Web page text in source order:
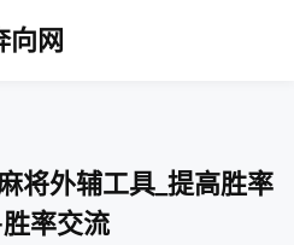
向网
将外辅工具_提高胜率
率交流